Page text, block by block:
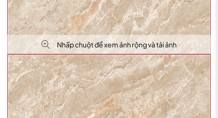
Nhấp chuột để xem ảnh rộng và tải ảnh